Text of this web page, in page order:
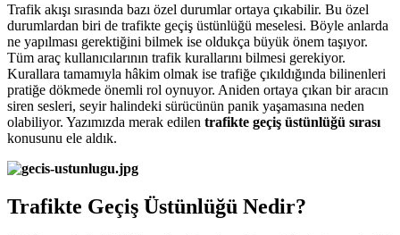
Trafik akışı sırasında bazı özel durumlar ortaya çıkabilir. Bu özel
durumlardan biri de trafikte geçiş üstünlüğü meselesi. Böyle anlarda
ne yapılması gerektiğini bilmek ise oldukça büyük önem taşıyor.
Tüm araç kullanıcılarının trafik kurallarını bilmesi gerekiyor.
Kurallara tamamıyla hâkim olmak ise trafiğe çıkıldığında bilinenleri
pratiğe dökmede önemli rol oynuyor. Aniden ortaya çıkan bir aracın
siren sesleri, seyir halindeki sürücünün panik yaşamasına neden
olabiliyor. Yazımızda merak edilen trafikte geçiş üstünlüğü sırası
konusunu ele aldık.
Trafikte Geçiş Üstünlüğü Nedir?